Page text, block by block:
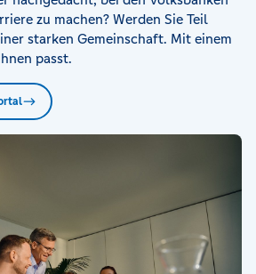
zu machen? Werden Sie Teil
starken Gemeinschaft. Mit einem
passt.